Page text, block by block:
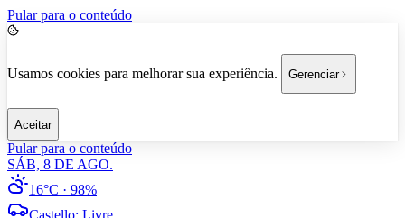
Pular para o conteúdo
Usamos cookies para melhorar sua experiência. Gerenciar
Aceitar
Pular para o conteúdo
SÁB, 8 DE AGO.
16°C · 98%
Castello: Livre